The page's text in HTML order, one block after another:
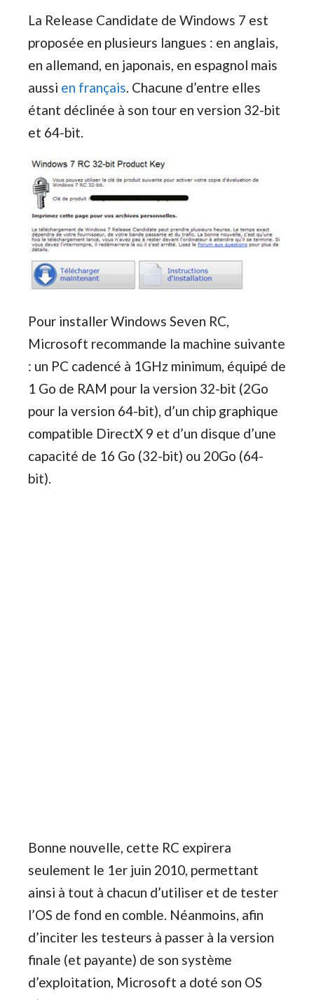
La Release Candidate de Windows 7 est
proposée en plusieurs langues : en anglais,
en allemand, en japonais, en espagnol mais
aussi en français. Chacune d’entre elles
étant déclinée à son tour en version 32-bit
et 64-bit.
Pour installer Windows Seven RC,
Microsoft recommande la machine suivante
: un PC cadencé à 1GHz minimum, équipé de
1 Go de RAM pour la version 32-bit (2Go
pour la version 64-bit), d’un chip graphique
compatible DirectX 9 et d’un disque d’une
capacité de 16 Go (32-bit) ou 20Go (64-
bit).
Bonne nouvelle, cette RC expirera
seulement le 1er juin 2010, permettant
ainsi à tout à chacun d’utiliser et de tester
l’OS de fond en comble. Néanmoins, afin
d’inciter les testeurs à passer à la version
finale (et payante) de son système
d’exploitation, Microsoft a doté son OS